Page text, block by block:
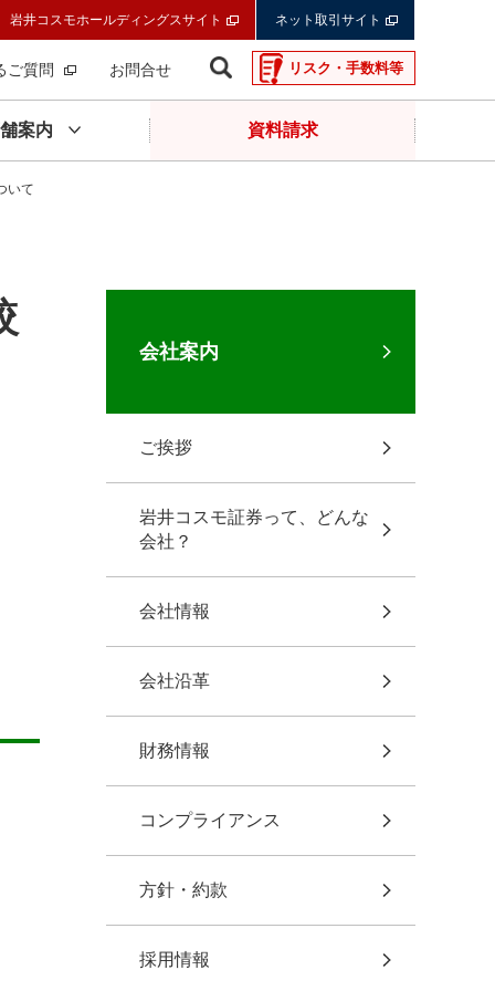
岩井コスモホールディングスサイト ネット取引サイト
ご質問 お問合せ リスク・手数料等
案内 資料請求
いて
会社案内
ご挨拶
岩井コスモ証券って、どんな
会社？
会社情報
会社沿革
財務情報
コンプライアンス
方針・約款
採用情報